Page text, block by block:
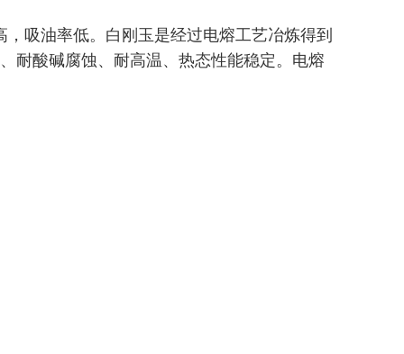
吸油率低。白刚玉是经过电熔工艺冶炼得到
耐酸碱腐蚀、耐高温、热态性能稳定。电熔